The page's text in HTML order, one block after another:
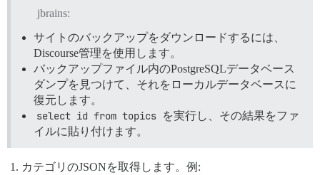
jbrains:
サイトのバックアップをダウンロードするには、
Discourse管理を使用します。
バックアップファイル内のPostgreSQLデータベース
ダンプを見つけて、それをローカルデータベースに
復元します。
select id from topics を実行し、その結果をファ
イルに貼り付けます。
カテゴリのJSONを取得します。例: